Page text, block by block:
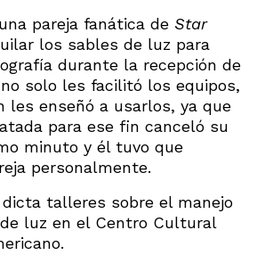
pareja fanática de Star
los sables de luz para
durante la recepción de
solo les facilitó los equipos,
les enseñó a usarlos, ya que
para ese fin canceló su
minuto y él tuvo que
personalmente.
dicta talleres sobre el manejo
luz en el Centro Cultural